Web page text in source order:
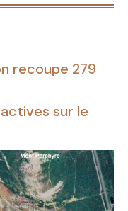
recoupe 279
sur le